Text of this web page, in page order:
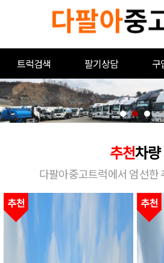
트럭검색 팔기상담 구
추천차량
다팔아중고트럭에서 엄선한